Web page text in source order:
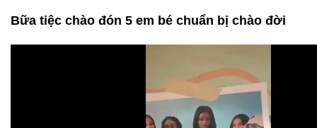
Bữa tiệc chào đón 5 em bé chuẩn bị chào đời